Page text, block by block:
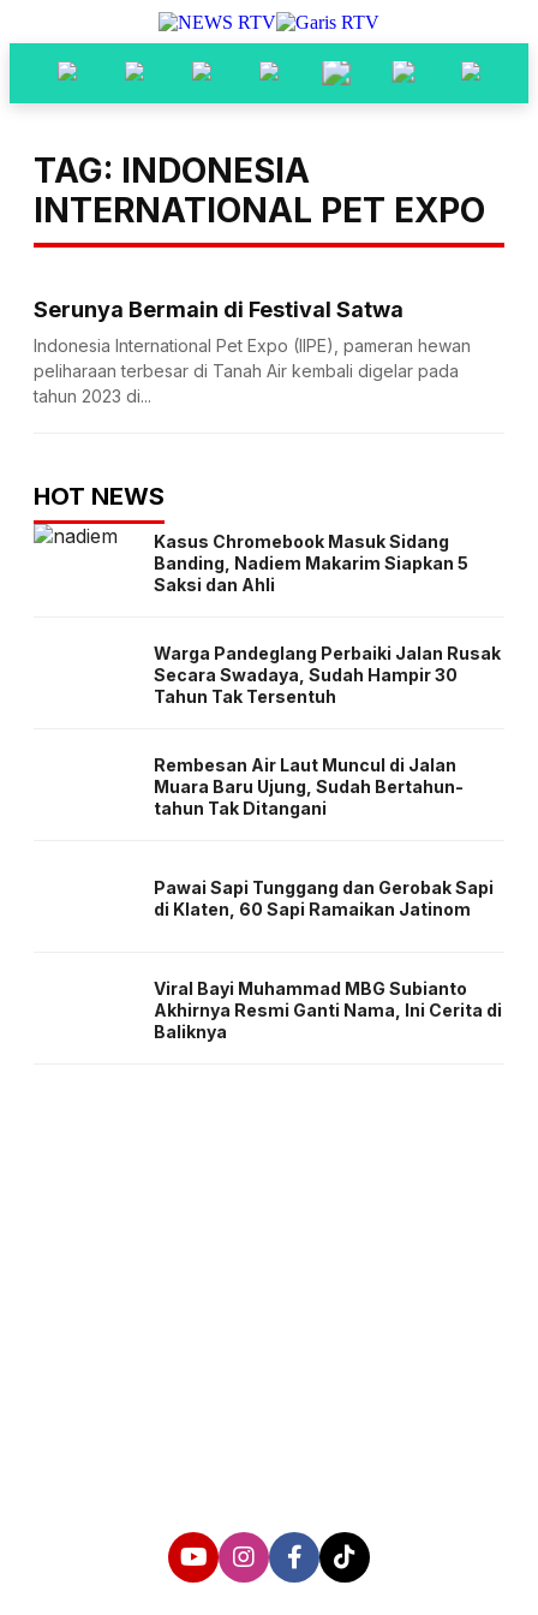
TAG: INDONESIA
INTERNATIONAL PET EXPO
Serunya Bermain di Festival Satwa
Indonesia International Pet Expo (IIPE), pameran hewan
peliharaan terbesar di Tanah Air kembali digelar pada
tahun 2023 di...
HOT NEWS
Kasus Chromebook Masuk Sidang
Banding, Nadiem Makarim Siapkan 5
Saksi dan Ahli
Warga Pandeglang Perbaiki Jalan Rusak
Secara Swadaya, Sudah Hampir 30
Tahun Tak Tersentuh
Rembesan Air Laut Muncul di Jalan
Muara Baru Ujung, Sudah Bertahun-
tahun Tak Ditangani
Pawai Sapi Tunggang dan Gerobak Sapi
di Klaten, 60 Sapi Ramaikan Jatinom
Viral Bayi Muhammad MBG Subianto
Akhirnya Resmi Ganti Nama, Ini Cerita di
Baliknya